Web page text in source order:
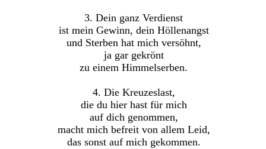
3. Dein ganz Verdienst
ist mein Gewinn, dein Höllenangst
und Sterben hat mich versöhnt,
ja gar gekrönt
zu einem Himmelserben.
4. Die Kreuzeslast,
die du hier hast für mich
auf dich genommen,
macht mich befreit von allem Leid,
das sonst auf mich gekommen.